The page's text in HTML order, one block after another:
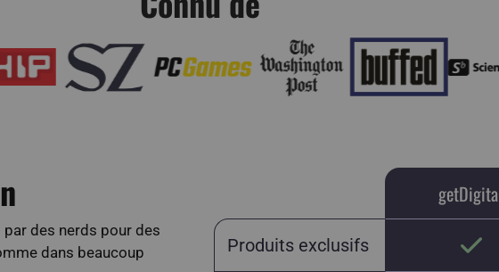
des nerds pour des
dans beaucoup
Produits exclusifs